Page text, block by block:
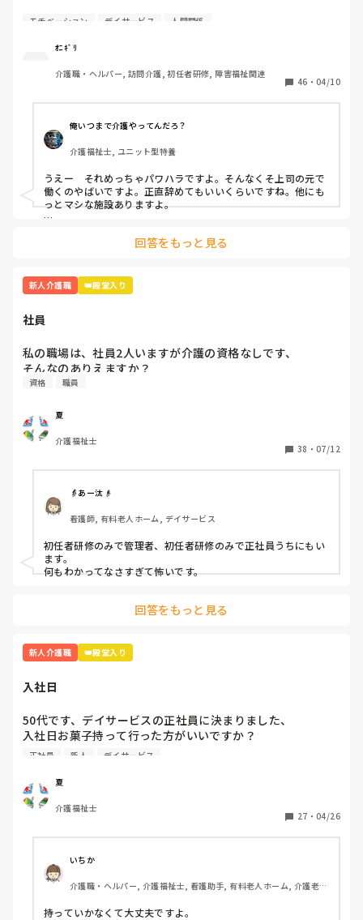
気持ち切り替えて頑張りたいと思います。
4月から約1週間たち、仕事も少しずつですが覚えてきまし
「お前邪魔」「お前がやれよ」「は？なんで？」
同期の子、他の職員の方とも話したのですが
「A(上司)って言い方きついよね」「昭和の思考っていう
か…自分の思い通りにならないとキレるからね」と。
いい時もあります。利用者様の前では絶対怒らないですけど
ね、、。
乗り越え方ってありますか？気にしない方法…
さっきも「ティッシュ早く取りに行けよ！！」と…
「どこにあるか分かりません」と言うと「あそこにあるだ
と教えて頂きました。
本当泣きそうです。仕事は楽しいです。頑張ります。
読んでくれてありがとうございます😭
モチベーション デイサービス 人間関係
ｵﾆｷﾞﾘ
介護職・ヘルパー, 訪問介護, 初任者研修, 障害福祉関連
46 ・ 04/10
俺いつまで介護やってんだろ？
介護福祉士, ユニット型特養
うえー　それめっちゃパワハラですよ。そんなくそ上司の元で
働くのやばいですよ。正直辞めてもいいくらいですね。他にも
っとマシな施設ありますよ。
どうせこいつは怒るだろうって思って、気にしない。
事を覚えて1人前になって仕事で見返す。
この手のタイプはその方が若い頃など同じような境遇でいわゆ
いてないので、時代が遅れてるんですよ。
一番最強なのはボイスレコーダーでそいつのなめ腐った発言録
音して、出るとこ出ちゃうこと。
回答をもっと見る
新人介護職 👑殿堂入り
社員
私の職場は、社員2人いますが介護の資格なしです、
そんなのありえますか？
資格 職員
夏
介護福祉士
38 ・ 07/12
👵あー汰👴
看護師, 有料老人ホーム, デイサービス
初任者研修のみで管理者、初任者研修のみで正社員うちにもい
ます。
何もわかってなさすぎて怖いです。
回答をもっと見る
新人介護職 👑殿堂入り
入社日
50代です、デイサービスの正社員に決まりました、
入社日お菓子持って行った方がいいですか？
介護職経験は、デイケア、グループホーム、などあります
せてくださいませ
正社員 新人 デイサービス
夏
介護福祉士
27 ・ 04/26
いちか
介護職・ヘルパー, 介護福祉士, 看護助手, 有料老人ホーム, 介護老人
持っていかなくて大丈夫ですよ。